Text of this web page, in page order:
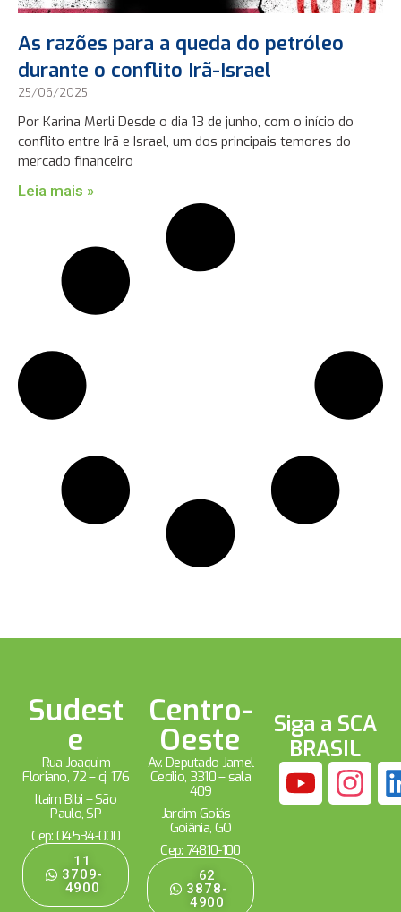
As razões para a queda do petróleo
durante o conflito Irã-Israel
25/06/2025
Por Karina Merli Desde o dia 13 de junho, com o início do
conflito entre Irã e Israel, um dos principais temores do
mercado financeiro
Leia mais »
Sudest
e
Rua Joaquim
Floriano, 72 – cj. 176
Itaim Bibi – São
Paulo, SP
Cep: 04534-000
11
3709-
4900
Centro-
Oeste
Av. Deputado Jamel
Cecílio, 3310 – sala
409
Jardim Goiás –
Goiânia, GO
Cep: 74810-100
62
3878-
4900
Siga a SCA
BRASIL